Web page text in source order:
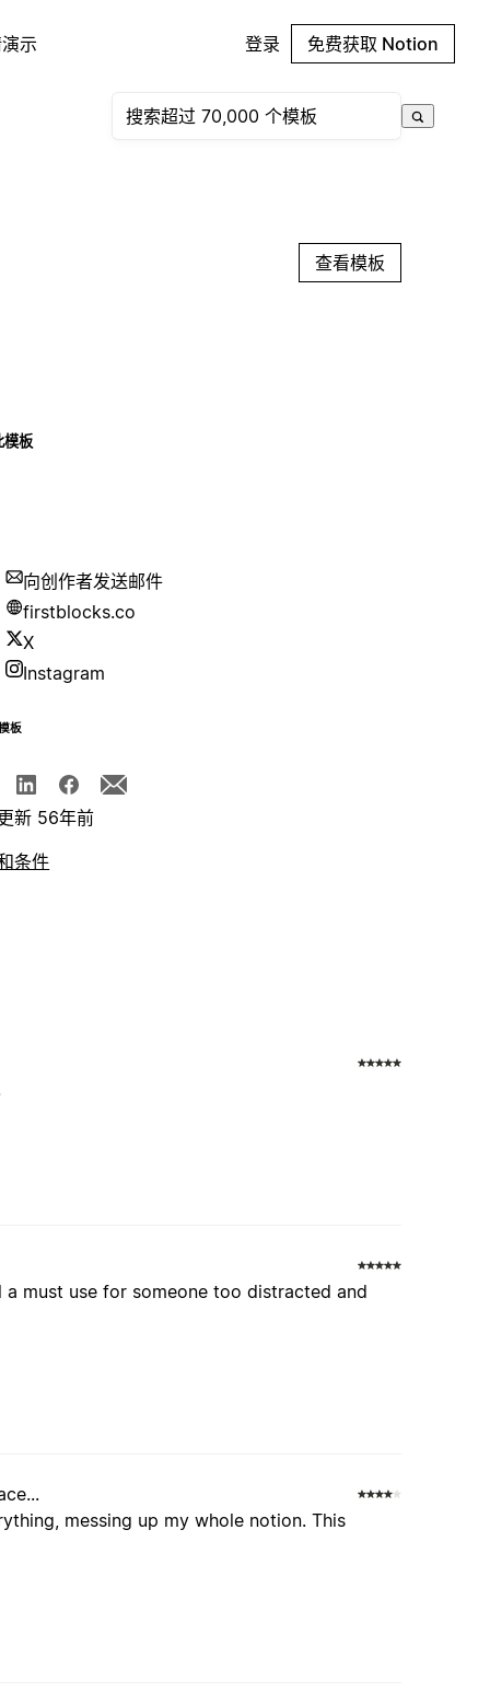
示 登录 免费获取 Notion
查看模板
模板
向创作者发送邮件
firstblocks.co
X
Instagram
板
新 56年前
条件
must use for someone too distracted and
messing up my whole notion. This